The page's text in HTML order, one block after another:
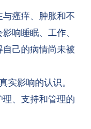
瘙痒、肿胀和不
响睡眠、工作、
己的病情尚未被
实影响的认识。
、支持和管理的